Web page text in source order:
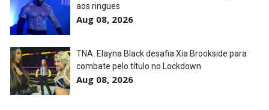
TNA iMPACT Wrestling 23 July 2026
Unknown-Jul 24 2026
WWE Friday Night Smackdown 07Aug2026
aos ringues
Aug 08, 2026
TNA: Elayna Black desafia Xia Brookside para
combate pelo título no Lockdown
Aug 08, 2026